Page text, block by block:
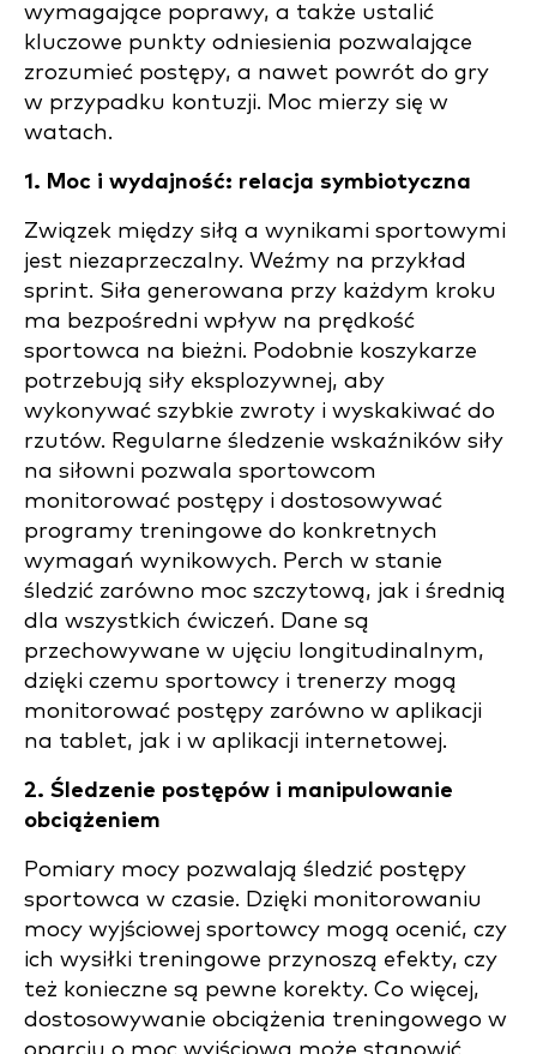
wymagające poprawy, a także ustalić
kluczowe punkty odniesienia pozwalające
zrozumieć postępy, a nawet powrót do gry
w przypadku kontuzji. Moc mierzy się w
watach.
1. Moc i wydajność: relacja symbiotyczna
Związek między siłą a wynikami sportowymi
jest niezaprzeczalny. Weźmy na przykład
sprint. Siła generowana przy każdym kroku
ma bezpośredni wpływ na prędkość
sportowca na bieżni. Podobnie koszykarze
potrzebują siły eksplozywnej, aby
wykonywać szybkie zwroty i wyskakiwać do
rzutów. Regularne śledzenie wskaźników siły
na siłowni pozwala sportowcom
monitorować postępy i dostosowywać
programy treningowe do konkretnych
wymagań wynikowych. Perch w stanie
śledzić zarówno moc szczytową, jak i średnią
dla wszystkich ćwiczeń. Dane są
przechowywane w ujęciu longitudinalnym,
dzięki czemu sportowcy i trenerzy mogą
monitorować postępy zarówno w aplikacji
na tablet, jak i w aplikacji internetowej.
2. Śledzenie postępów i manipulowanie
obciążeniem
Pomiary mocy pozwalają śledzić postępy
sportowca w czasie. Dzięki monitorowaniu
mocy wyjściowej sportowcy mogą ocenić, czy
ich wysiłki treningowe przynoszą efekty, czy
też konieczne są pewne korekty. Co więcej,
dostosowywanie obciążenia treningowego w